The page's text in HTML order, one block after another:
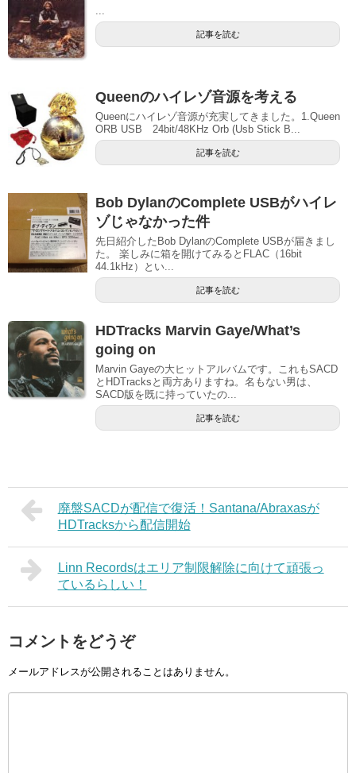
記事を読む
Queenのハイレゾ音源を考える
Queenにハイレゾ音源が充実してきました。1.Queen
ORB USB 24bit/48KHz Orb (Usb Stick B...
記事を読む
Bob DylanのComplete USBがハイレ
ゾじゃなかった件
先日紹介したBob DylanのComplete USBが届きまし
た。 楽しみに箱を開けてみるとFLAC（16bit
44.1kHz）とい...
記事を読む
HDTracks Marvin Gaye/What’s
going on
Marvin Gayeの大ヒットアルバムです。これもSACD
とHDTracksと両方ありますね。名もない男は、
SACD版を既に持っていたの...
記事を読む
廃盤SACDが配信で復活！Santana/Abraxasが
HDTracksから配信開始
Linn Recordsはエリア制限解除に向けて頑張っ
ているらしい！
コメントをどうぞ
メールアドレスが公開されることはありません。